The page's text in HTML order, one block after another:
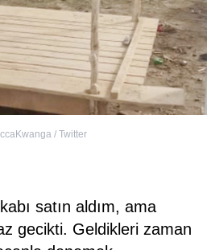
/ Twitter
satın aldım, ama
gecikti. Geldikleri zaman